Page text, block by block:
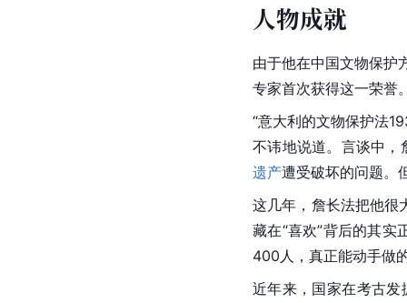
人物成就
由于他在中国文物保护
专家首次获得这一荣誉
“意大利的文物保护法
不讳地说道。言谈中，
遗产遭受破坏的问题。
这几年，詹长法把他很
藏在“喜欢”背后的其实
400人，真正能动手做
近年来，国家在考古